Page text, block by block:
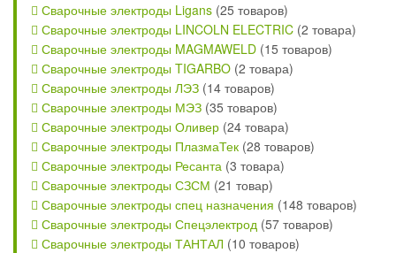
Сварочные электроды Ligans (25 товаров)
Сварочные электроды LINCOLN ELECTRIC (2 товара)
Сварочные электроды MAGMAWELD (15 товаров)
Сварочные электроды TIGARBO (2 товара)
Сварочные электроды ЛЭЗ (14 товаров)
Сварочные электроды МЭЗ (35 товаров)
Сварочные электроды Оливер (24 товара)
Сварочные электроды ПлазмаТек (28 товаров)
Сварочные электроды Ресанта (3 товара)
Сварочные электроды СЗСМ (21 товар)
Сварочные электроды спец назначения (148 товаров)
Сварочные электроды Спецэлектрод (57 товаров)
Сварочные электроды ТАНТАЛ (10 товаров)